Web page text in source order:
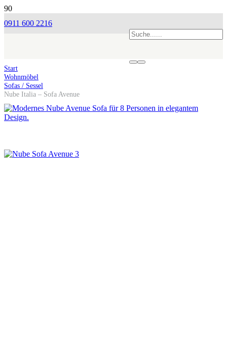
0911 600 2216
Start
Wohnmöbel
Sofas / Sessel
Nube Italia – Sofa Avenue